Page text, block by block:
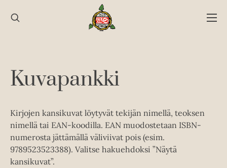
sisältöön
Kuvapankki
Kirjojen kansikuvat löytyvät tekijän nimellä, teoksen
nimellä tai EAN-koodilla. EAN muodostetaan ISBN-
numerosta jättämällä väliviivat pois (esim.
9789523523388). Valitse hakuehdoksi ”Näytä
kansikuvat”.